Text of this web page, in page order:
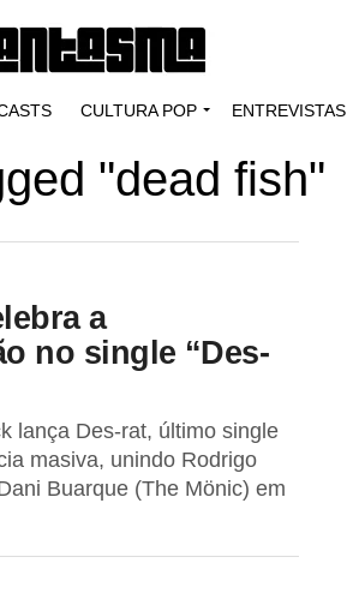
CULTURA POP ENTREVISTAS
"dead fish"
a
no single “Des-
lança Des-rat, último single
masiva, unindo Rodrigo
Buarque (The Mönic) em